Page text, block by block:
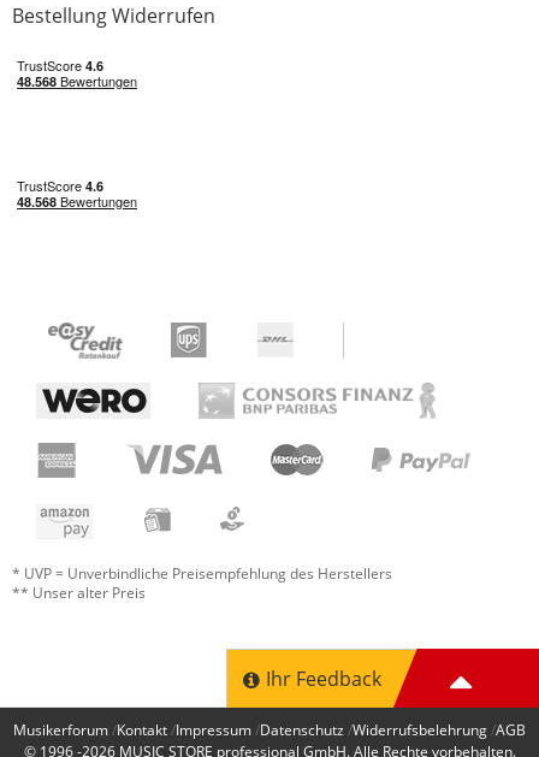
Bestellung Widerrufen
* UVP = Unverbindliche Preisempfehlung des Herstellers
** Unser alter Preis
Ihr Feedback
Musikerforum Kontakt Impressum Datenschutz Widerrufsbelehrung AGB
© 1996 -2026 MUSIC STORE professional GmbH. Alle Rechte vorbehalten.